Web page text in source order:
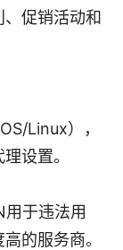
促销活动和
Linux），
设置。
用于违法用
的服务商。